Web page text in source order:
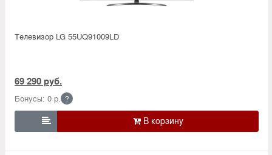
Телевизор LG 55UQ91009LD
69 290 руб.
Бонусы: 0 р. ?
